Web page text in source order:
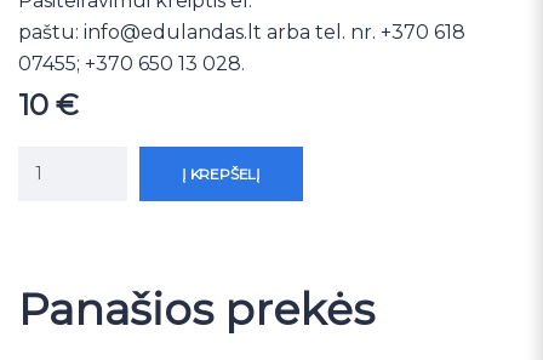
paštu: info@edulandas.lt arba tel. nr. +370 618
07455; +370 650 13 028.
10 €
Į KREPŠELĮ
Panašios prekės